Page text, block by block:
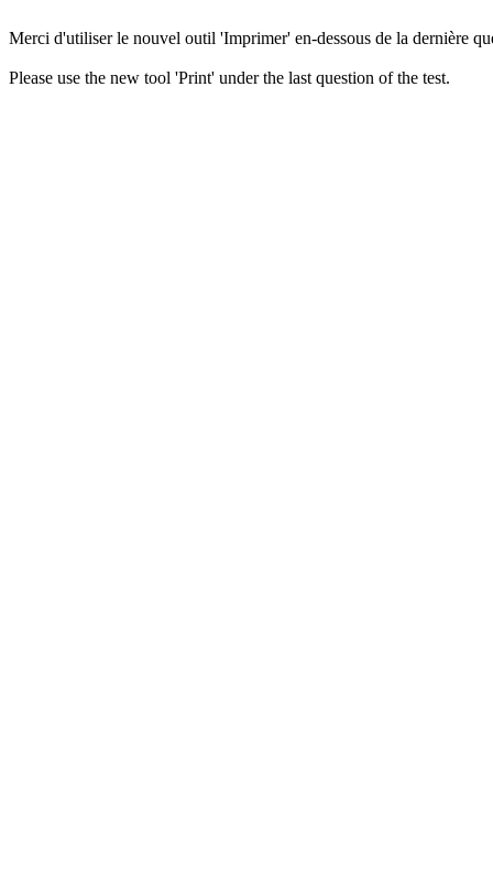
Merci d'utiliser le nouvel outil 'Imprimer' en-dessous de la dernière
Please use the new tool 'Print' under the last question of the test.